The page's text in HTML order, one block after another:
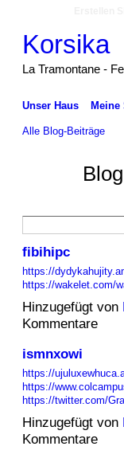
Korsika
La Tramontane -
Unser Haus Meine
Alle Blog-Beiträge
fibihipc
https://
https://wakelet.com/
Hinzugefügt von
Kommentare
ismnxowi
https://
https://
https://twitter.com/
Hinzugefügt von
Kommentare